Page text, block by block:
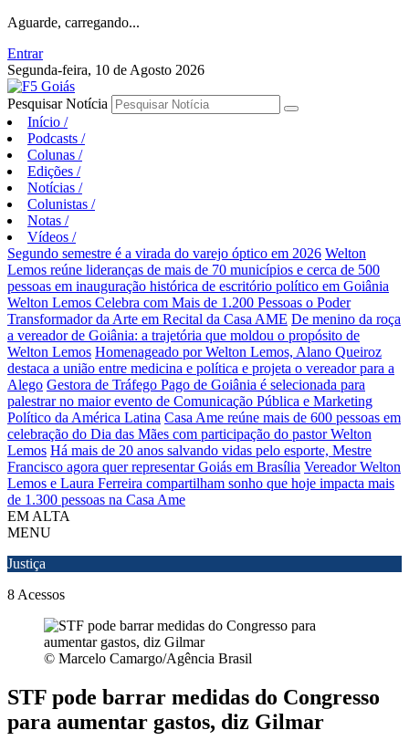
Aguarde, carregando...
Entrar
Segunda-feira, 10 de Agosto 2026
Pesquisar Notícia
Início /
Podcasts /
Colunas /
Edições /
Notícias /
Colunistas /
Notas /
Vídeos /
Segundo semestre é a virada do varejo óptico em 2026 Welton
Lemos reúne lideranças de mais de 70 municípios e cerca de 500
pessoas em inauguração histórica de escritório político em Goiânia
Welton Lemos Celebra com Mais de 1.200 Pessoas o Poder
Transformador da Arte em Recital da Casa AME De menino da roça
a vereador de Goiânia: a trajetória que moldou o propósito de
Welton Lemos Homenageado por Welton Lemos, Alano Queiroz
destaca a união entre medicina e política e projeta o vereador para a
Alego Gestora de Tráfego Pago de Goiânia é selecionada para
palestrar no maior evento de Comunicação Pública e Marketing
Político da América Latina Casa Ame reúne mais de 600 pessoas em
celebração do Dia das Mães com participação do pastor Welton
Lemos Há mais de 20 anos salvando vidas pelo esporte, Mestre
Francisco agora quer representar Goiás em Brasília Vereador Welton
Lemos e Laura Ferreira compartilham sonho que hoje impacta mais
de 1.300 pessoas na Casa Ame
EM ALTA
MENU
Justiça
8 Acessos
© Marcelo Camargo/Agência Brasil
STF pode barrar medidas do Congresso
para aumentar gastos, diz Gilmar